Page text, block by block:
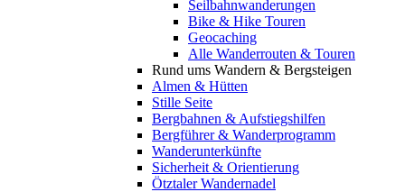
Seilbahnwanderungen
Bike & Hike Touren
Geocaching
Alle Wanderrouten & Touren
Rund ums Wandern & Bergsteigen
Almen & Hütten
Stille Seite
Bergbahnen & Aufstiegshilfen
Bergführer & Wanderprogramm
Wanderunterkünfte
Sicherheit & Orientierung
Ötztaler Wandernadel